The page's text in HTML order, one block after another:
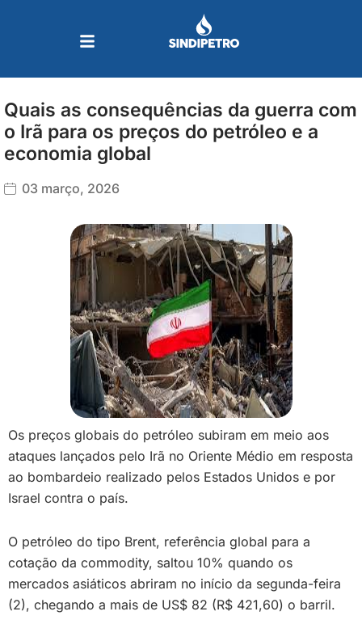
Quais as consequências da guerra com
o Irã para os preços do petróleo e a
economia global
03 março, 2026
Os preços globais do petróleo subiram em meio aos
ataques lançados pelo Irã no Oriente Médio em resposta
ao bombardeio realizado pelos Estados Unidos e por
Israel contra o país.
O petróleo do tipo Brent, referência global para a
cotação da commodity, saltou 10% quando os
mercados asiáticos abriram no início da segunda-feira
(2), chegando a mais de US$ 82 (R$ 421,60) o barril.